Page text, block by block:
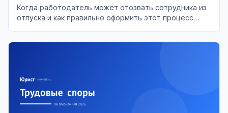
Когда работодатель может отозвать сотрудника из
отпуска и как правильно оформить этот процесс